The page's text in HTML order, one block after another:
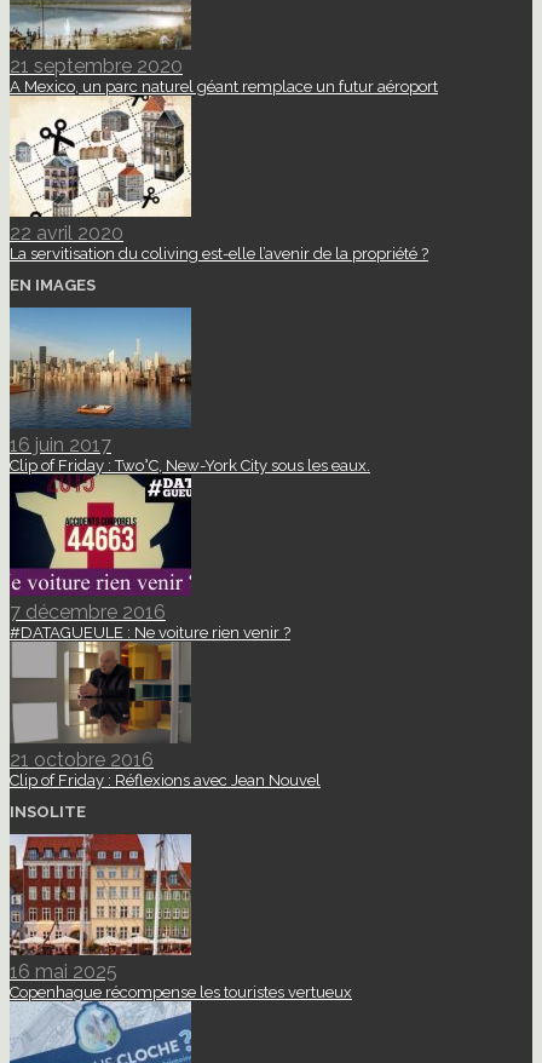
21 septembre 2020
A Mexico, un parc naturel géant remplace un futur aéroport
22 avril 2020
La servitisation du coliving est-elle l’avenir de la propriété ?
EN IMAGES
16 juin 2017
Clip of Friday : Two°C, New-York City sous les eaux.
7 décembre 2016
#DATAGUEULE : Ne voiture rien venir ?
21 octobre 2016
Clip of Friday : Réflexions avec Jean Nouvel
INSOLITE
16 mai 2025
Copenhague récompense les touristes vertueux